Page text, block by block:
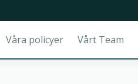
Våra policyer Vårt Team